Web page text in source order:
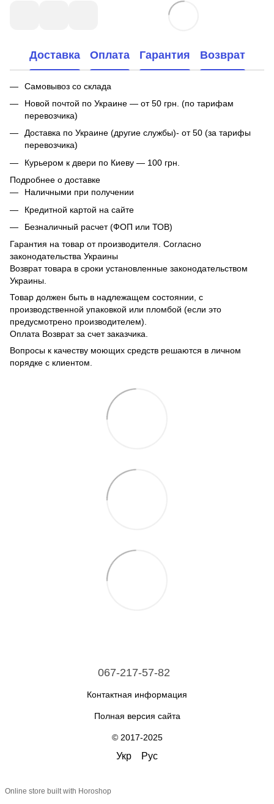
Доставка Оплата Гарантия Возврат
Самовывоз со склада
Новой почтой по Украине — от 50 грн. (по тарифам
перевозчика)
Доставка по Украине (другие службы)- от 50 (за тарифы
перевозчика)
Курьером к двери по Киеву — 100 грн.
Подробнее о доставке
Наличными при получении
Кредитной картой на сайте
Безналичный расчет (ФОП или ТОВ)
Гарантия на товар от производителя. Согласно
законодательства Украины
Возврат товара в сроки установленные законодательством
Украины.
Товар должен быть в надлежащем состоянии, с
производственной упаковкой или пломбой (если это
предусмотрено производителем).
Оплата Возврат за счет заказчика.
Вопросы к качеству моющих средств решаются в личном
порядке с клиентом.
067-217-57-82
Контактная информация
Полная версия сайта
© 2017-2025
Укр Рус
Online store built with Horoshop